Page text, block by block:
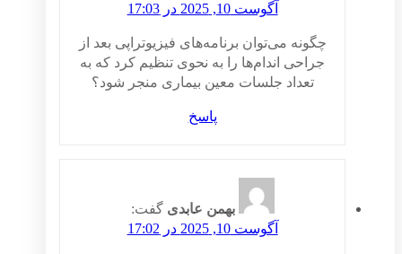
آگوست 10, 2025 در 17:03
چگونه می‌توان برنامه‌های فیزیوتراپی بعد از
جراحی اندام‌ها را به نحوی تنظیم کرد که به
تعداد جلسات معین بیماری منجر شود؟
پاسخ
بهمن عابدیگفت:
آگوست 10, 2025 در 17:02